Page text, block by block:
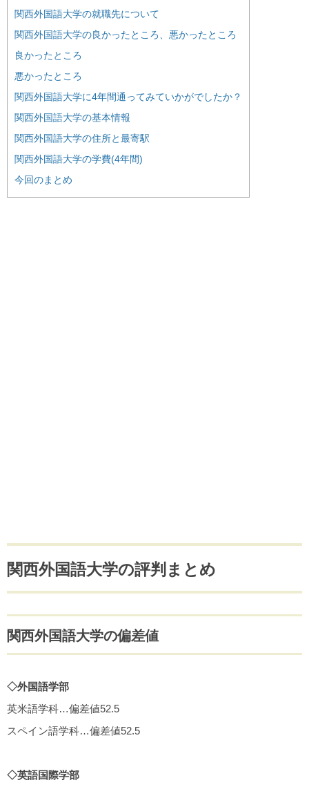
関西外国語大学の就職先について
関西外国語大学の良かったところ、悪かったところ
良かったところ
悪かったところ
関西外国語大学に4年間通ってみていかがでしたか？
関西外国語大学の基本情報
関西外国語大学の住所と最寄駅
関西外国語大学の学費(4年間)
今回のまとめ
関西外国語大学の評判まとめ
関西外国語大学の偏差値
◇外国語学部
英米語学科…偏差値52.5
スペイン語学科…偏差値52.5
◇英語国際学部